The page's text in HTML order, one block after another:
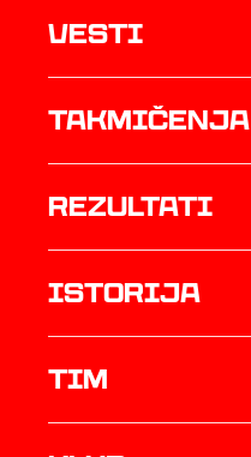
Vesti
Takmičenja
rezultati
istorija
TIM